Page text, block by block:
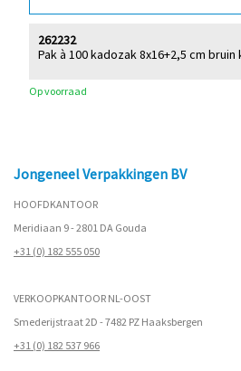
Pak à 100 kadozak 8x16+2,5 cm
262232
Op voorraad
Jongeneel Verpakkingen BV
HOOFDKANTOOR
Meridiaan 9 - 2801 DA Gouda
+31 (0) 182 555 050
VERKOOPKANTOOR NL-OOST
Smederijstraat 2D - 7482 PZ Haaksbergen
+31 (0) 182 537 966